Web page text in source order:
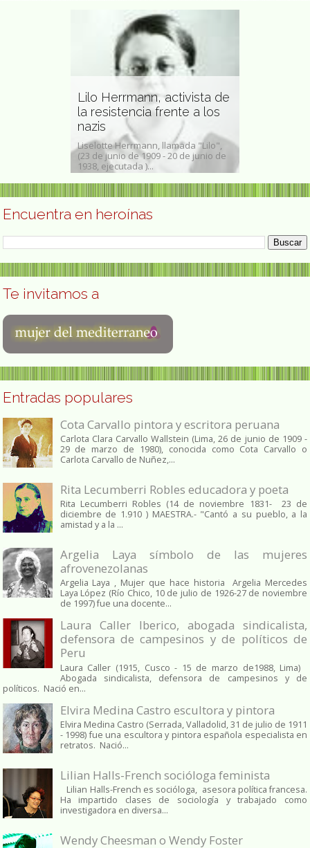
Lilo Herrmann, activista de
la resistencia frente a los
nazis
Liselotte Herrmann, llamada "Lilo",
(23 de junio de 1909 - 20 de junio de
1938, ejecutada )...
Encuentra en heroínas
Te invitamos a
Entradas populares
Cota Carvallo pintora y escritora peruana
Carlota Clara Carvallo Wallstein (Lima, 26 de junio de 1909 -
29 de marzo de 1980), conocida como Cota Carvallo o
Carlota Carvallo de Nuñez,...
Rita Lecumberri Robles educadora y poeta
Rita Lecumberri Robles (14 de noviembre 1831- 23 de
diciembre de 1.910 ) MAESTRA.- "Cantó a su pueblo, a la
amistad y a la ...
Argelia Laya símbolo de las mujeres
afrovenezolanas
Argelia Laya , Mujer que hace historia Argelia Mercedes
Laya López (Río Chico, 10 de julio de 1926-27 de noviembre
de 1997) fue una docente...
Laura Caller Iberico, abogada sindicalista,
defensora de campesinos y de políticos de
Peru
Laura Caller (1915, Cusco - 15 de marzo de1988, Lima)
Abogada sindicalista, defensora de campesinos y de
políticos. Nació en...
Elvira Medina Castro escultora y pintora
Elvira Medina Castro (Serrada, Valladolid, 31 de julio de 1911
- 1998) fue una escultora y pintora española especialista en
retratos. Nació...
Lilian Halls-French socióloga feminista
Lilian Halls-French es socióloga, asesora política francesa.
Ha impartido clases de sociología y trabajado como
investigadora en diversa...
Wendy Cheesman o Wendy Foster